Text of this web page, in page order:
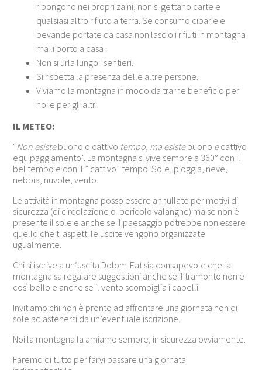
ripongono nei propri zaini, non si gettano carte e
qualsiasi altro rifiuto a terra. Se consumo cibarie e
bevande portate da casa non lascio i rifiuti in montagna
ma li porto a casa .
Non si urla lungo i sentieri.
Si rispetta la presenza delle altre persone.
Viviamo la montagna in modo da trarne beneficio per
noi e per gli altri.
IL METEO:
“Non esistebuono o cattivo tempo, ma esistebuono ecattivo
equipaggiamento”. La montagna si vive sempre a 360° con il
bel tempo e con il ” cattivo” tempo. Sole, pioggia, neve,
nebbia, nuvole, vento.
Le attività in montagna posso essere annullate per motivi di
sicurezza (di circolazione o pericolo valanghe) ma se non è
presente il sole e anche se il paesaggio potrebbe non essere
quello che ti aspetti le uscite vengono organizzate
ugualmente.
Chi si iscrive a un’uscita Dolom-Eat sia consapevole che la
montagna sa regalare suggestioni anche se il tramonto non è
così bello e anche se il vento scompiglia i capelli.
Invitiamo chi non è pronto ad affrontare una giornata non di
sole ad astenersi da un’eventuale iscrizione.
Noi la montagna la amiamo sempre, in sicurezza ovviamente.
Faremo di tutto per farvi passare una giornata